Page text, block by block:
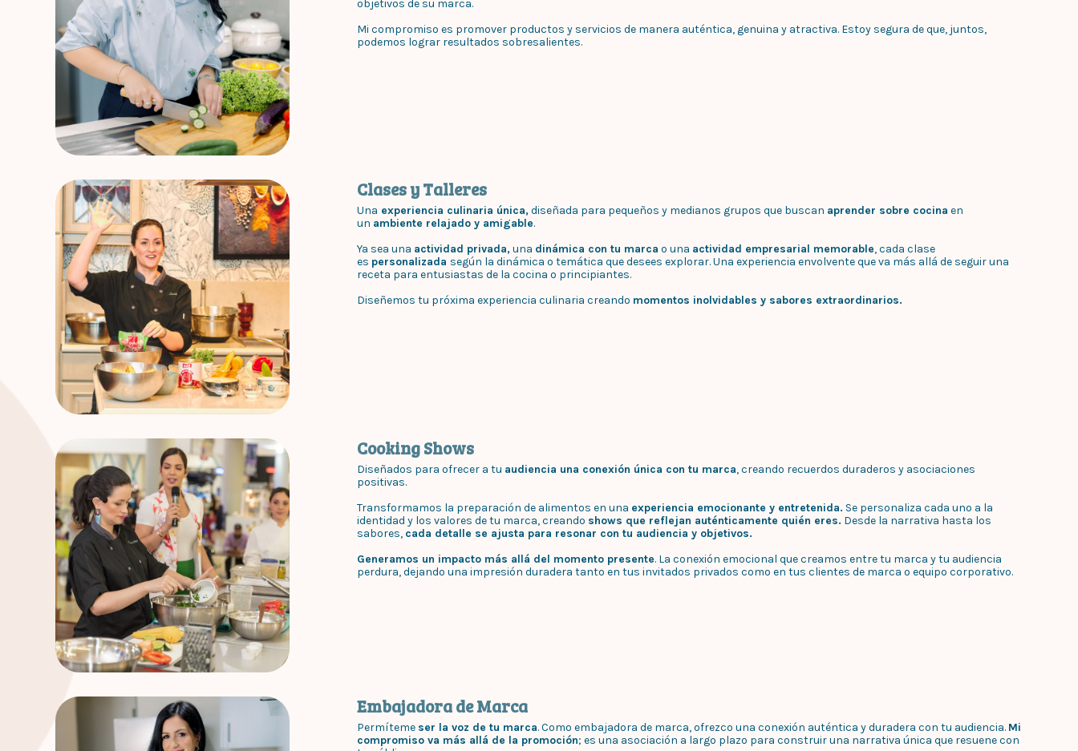
objetivos de su marca.
Mi compromiso es promover productos y servicios de manera auténtica, genuina y atractiva. Estoy segura de que, juntos,
podemos lograr resultados sobresalientes.
Clases y Talleres
Una experiencia culinaria única,diseñada para pequeños y medianos grupos que buscan aprender sobre cocina en
un ambiente relajado y amigable.
Ya sea una actividad privada,una dinámica con tu marca o una actividad empresarial memorable, cada clase
es personalizada según la dinámica o temática que desees explorar. Una experiencia envolvente que va más allá de seguir una
receta para entusiastas de la cocina o principiantes.
Diseñemos tu próxima experiencia culinaria creando momentos inolvidables y sabores extraordinarios.
Cooking Shows
Diseñados para ofrecer a tu audiencia una conexión única con tu marca, creando recuerdos duraderos y asociaciones
positivas.
Transformamos la preparación de alimentos en una experiencia emocionante y entretenida. Se personaliza cada uno a la
identidad y los valores de tu marca, creando shows que reflejan auténticamente quién eres. Desde la narrativa hasta los
sabores, cada detalle se ajusta para resonar con tu audiencia y objetivos.
Generamos un impacto más allá del momento presente. La conexión emocional que creamos entre tu marca y tu audiencia
perdura, dejando una impresión duradera tanto en tus invitados privados como en tus clientes de marca o equipo corporativo.
Embajadora de Marca
Permíteme ser la voz de tu marca. Como embajadora de marca, ofrezco una conexión auténtica y duradera con tu audiencia. Mi
compromiso va más allá de la promoción; es una asociación a largo plazo para construir una narrativa única que resuene con